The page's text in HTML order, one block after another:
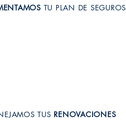
TU PLAN DE SEGUROS
TUS RENOVACIONES